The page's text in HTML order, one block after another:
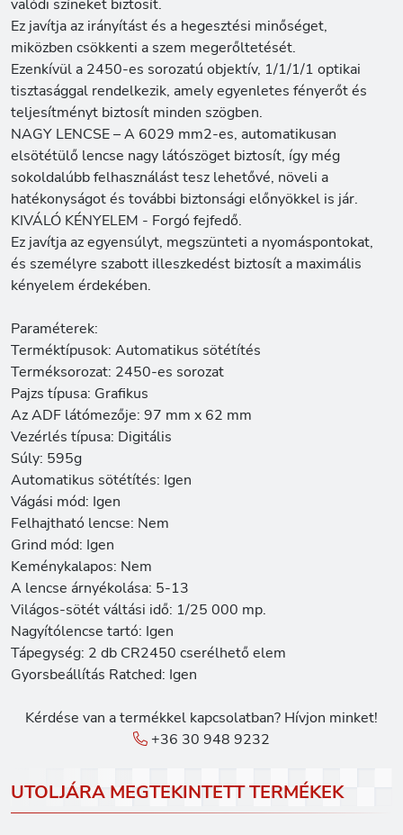
valódi színeket biztosít.
Ez javítja az irányítást és a hegesztési minőséget,
miközben csökkenti a szem megerőltetését.
Ezenkívül a 2450-es sorozatú objektív, 1/1/1/1 optikai
tisztasággal rendelkezik, amely egyenletes fényerőt és
teljesítményt biztosít minden szögben.
NAGY LENCSE – A 6029 mm2-es, automatikusan
elsötétülő lencse nagy látószöget biztosít, így még
sokoldalúbb felhasználást tesz lehetővé, növeli a
hatékonyságot és további biztonsági előnyökkel is jár.
KIVÁLÓ KÉNYELEM - Forgó fejfedő.
Ez javítja az egyensúlyt, megszünteti a nyomáspontokat,
és személyre szabott illeszkedést biztosít a maximális
kényelem érdekében.
Paraméterek:
Terméktípusok: Automatikus sötétítés
Terméksorozat: 2450-es sorozat
Pajzs típusa: Grafikus
Az ADF látómezője: 97 mm x 62 mm
Vezérlés típusa: Digitális
Súly: 595g
Automatikus sötétítés: Igen
Vágási mód: Igen
Felhajtható lencse: Nem
Grind mód: Igen
Keménykalapos: Nem
A lencse árnyékolása: 5-13
Világos-sötét váltási idő: 1/25 000 mp.
Nagyítólencse tartó: Igen
Tápegység: 2 db CR2450 cserélhető elem
Gyorsbeállítás Ratched: Igen
Kérdése van a termékkel kapcsolatban? Hívjon minket!
+36 30 948 9232
UTOLJÁRA MEGTEKINTETT TERMÉKEK